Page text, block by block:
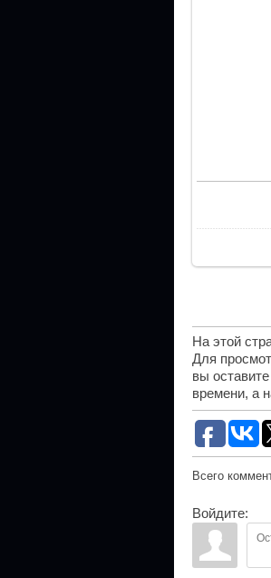
На этой
Для
вы
времени, а
Всего
Войдите: